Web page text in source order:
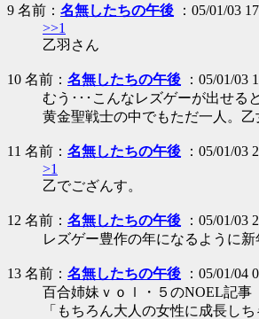
9 名前： 名無したちの午後 ：05/01/03
>>1
乙羽さん
10 名前： 名無したちの午後 ：05/01/03
むう･･･こんなレズゲーが出せる
黄金聖戦士の中でもただ一人。乙
11 名前： 名無したちの午後 ：05/01/03
>1
乙でござんす。
12 名前： 名無したちの午後 ：05/01/03
レズゲー豊作の年になるように
13 名前： 名無したちの午後 ：05/01/04
百合姉妹ｖｏｌ・５のNOEL記事
「もちろん大人の女性に成長し